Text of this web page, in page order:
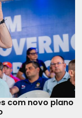
com novo plano